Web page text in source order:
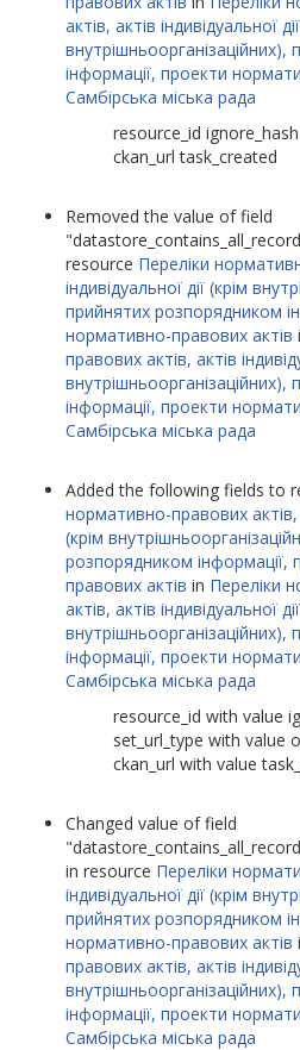
актів, актів індивідуальної
інформації, проекти
Самбірська міська рада
resource_id
ckan_url task_created
Removed the value of field
resource Переліки
індивідуальної дії (крім
прийнятих розпорядником
нормативно-правових актів
правових актів, актів
інформації, проекти
Самбірська міська рада
Added the following fields to
нормативно-правових актів,
(крім
розпорядником
правових актів in Переліки
актів, актів індивідуальної
інформації, проекти
Самбірська міська рада
resource_id with value
set_url_type with value
ckan_url with value
Changed value of field
in resource Переліки
індивідуальної дії (крім
прийнятих розпорядником
нормативно-правових актів
правових актів, актів
інформації, проекти
Самбірська міська рада